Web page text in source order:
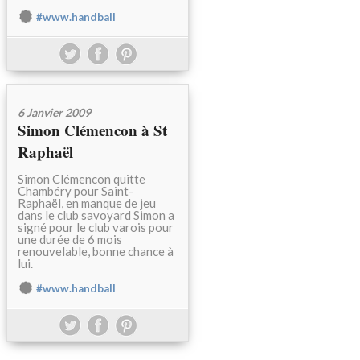
#www.handball
6 Janvier 2009
Simon Clémencon à St
Raphaël
Simon Clémencon quitte
Chambéry pour Saint-
Raphaël, en manque de jeu
dans le club savoyard Simon a
signé pour le club varois pour
une durée de 6 mois
renouvelable, bonne chance à
lui.
#www.handball